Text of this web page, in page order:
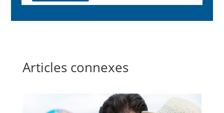
Articles connexes